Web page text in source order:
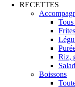
RECETTES
Tous
Frites
Riz,
Boissons